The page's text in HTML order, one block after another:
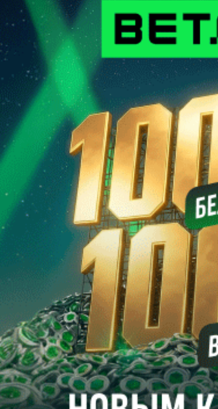
Сергей СЕЛИВАНОВ
Футбол. Betera-высшая лига. Особое мнение. Место для
Во время открытого до девятого августа трансферного окна в
Betera-высшей лиге уже совершено немало взаимовыгодных
сделок, но особняком выглядит возвращение в Могилев
Кирилла Цепенкова. Один из наиболее одаренных
футболистов Беларуси, рожденных в XXI веке, вернулся в
альма-матер, где старательно постигал футбольное искусство
в специализированной школе “Днепра”.
Александр КАНАНОВИЧ
Футзал. Александр Чибисов. Нахожусь в своей команде
Лучшим футзальным тренером Беларуси третий раз был
признан Александр ЧИБИСОВ — он привел “Столицу” к
золоту в чемпионате страны и выигрышу Кубка. В коллекции
42-летнего специалиста, тренерский дебют которого состоялся
в марте 2022 года, четыре победы в первенстве и по две в
Кубке и Суперкубке Беларуси. Результаты впечатляют.
Корреспондент “ПБ” встретился с Александром Валерьевичем
в день выхода команды из отпуска и побеседовал о днях
минувших и планах на ближайшие месяцы.